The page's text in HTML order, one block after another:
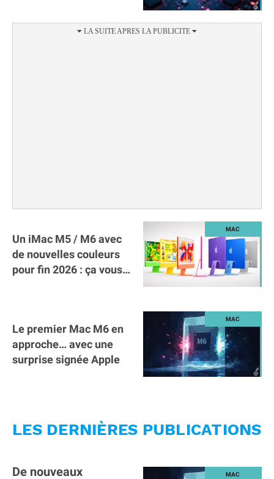
Un iMac M5 / M6 avec
de nouvelles couleurs
pour fin 2026 : ça vous
Le premier Mac M6 en
approche… avec une
surprise signée Apple
LES DERNIÈRES PUBLICATIONS
De nouveaux